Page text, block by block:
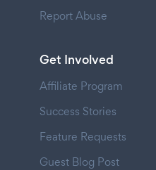
Report Abuse
Get Involved
Affiliate Program
Success Stories
Feature Requests
Guest Blog Post